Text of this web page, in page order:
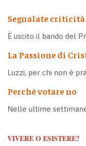
Segnalate criticità
È uscito il bando del
La Passione di
Luzzi, per chi non è
Perché votare no
Nelle ultime
VIVERE O ESISTERE?